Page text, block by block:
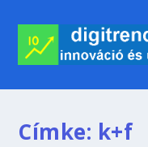
Címke: k+f